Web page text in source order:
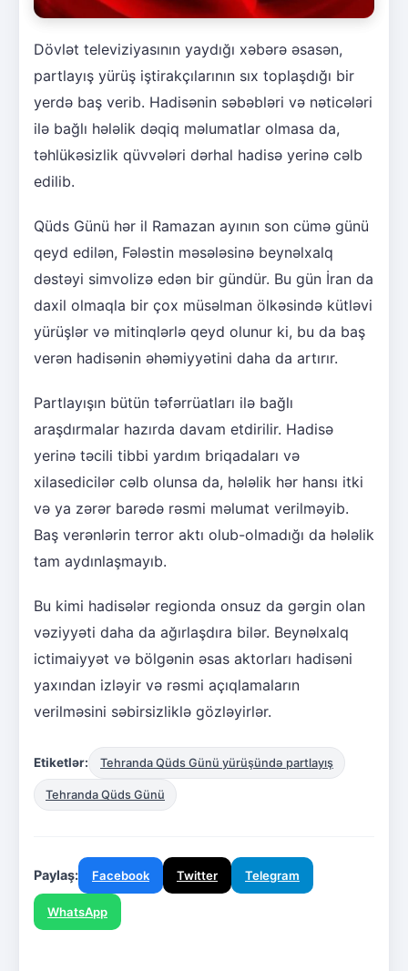
Dövlət televiziyasının yaydığı xəbərə əsasən,
partlayış yürüş iştirakçılarının sıx toplaşdığı bir
yerdə baş verib. Hadisənin səbəbləri və nəticələri
ilə bağlı hələlik dəqiq məlumatlar olmasa da,
təhlükəsizlik qüvvələri dərhal hadisə yerinə cəlb
edilib.
Qüds Günü hər il Ramazan ayının son cümə günü
qeyd edilən, Fələstin məsələsinə beynəlxalq
dəstəyi simvolizə edən bir gündür. Bu gün İran da
daxil olmaqla bir çox müsəlman ölkəsində kütləvi
yürüşlər və mitinqlərlə qeyd olunur ki, bu da baş
verən hadisənin əhəmiyyətini daha da artırır.
Partlayışın bütün təfərrüatları ilə bağlı
araşdırmalar hazırda davam etdirilir. Hadisə
yerinə təcili tibbi yardım briqadaları və
xilasedicilər cəlb olunsa da, hələlik hər hansı itki
və ya zərər barədə rəsmi məlumat verilməyib.
Baş verənlərin terror aktı olub-olmadığı da hələlik
tam aydınlaşmayıb.
Bu kimi hadisələr regionda onsuz da gərgin olan
vəziyyəti daha da ağırlaşdıra bilər. Beynəlxalq
ictimaiyyət və bölgənin əsas aktorları hadisəni
yaxından izləyir və rəsmi açıqlamaların
verilməsini səbirsizliklə gözləyirlər.
Etiketlər: Tehranda Qüds Günü yürüşündə partlayış
Tehranda Qüds Günü
Paylaş: Facebook Twitter Telegram
WhatsApp